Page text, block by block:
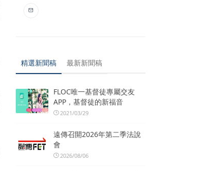
精選新聞稿 最新新聞稿
FLOC唯一基督徒專屬交友
APP，基督徒的新福音
2021/03/29
遠傳召開2026年第二季法說
會
2026/08/06